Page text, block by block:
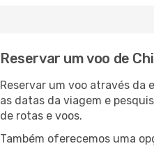
Reservar um voo de
Reservar um voo através da
as datas da viagem e
de rotas e voos.
Também oferecemos uma